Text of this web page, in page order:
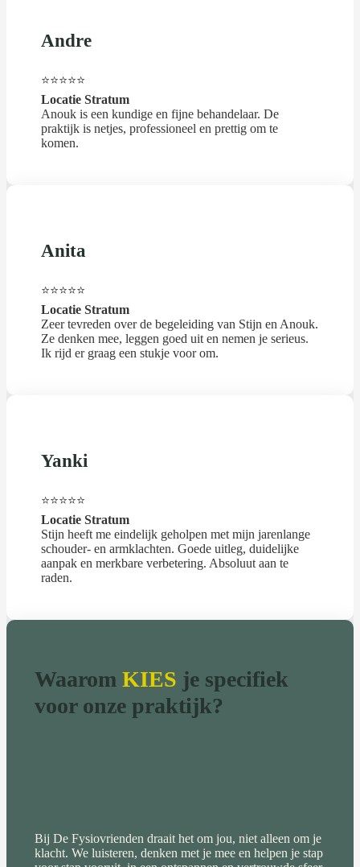
Andre
⭐⭐⭐⭐⭐
Locatie Stratum
Anouk is een kundige en fijne behandelaar. De
praktijk is netjes, professioneel en prettig om te
komen.
Anita
⭐⭐⭐⭐⭐
Locatie Stratum
Zeer tevreden over de begeleiding van Stijn en Anouk.
Ze denken mee, leggen goed uit en nemen je serieus.
Ik rijd er graag een stukje voor om.
Yanki
⭐⭐⭐⭐⭐
Locatie Stratum
Stijn heeft me eindelijk geholpen met mijn jarenlange
schouder- en armklachten. Goede uitleg, duidelijke
aanpak en merkbare verbetering. Absoluut aan te
raden.
Waarom KIES je specifiek
voor onze praktijk?
Bij De Fysiovrienden draait het om jou, niet alleen om je
klacht. We luisteren, denken met je mee en helpen je stap